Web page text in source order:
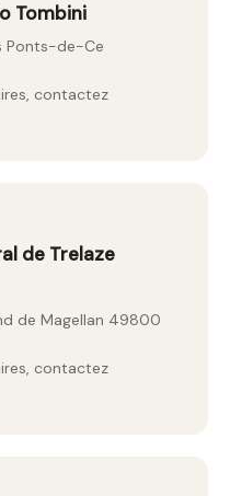
Tombini
Ponts-de-Ce
contactez
de Trelaze
de Magellan 49800
contactez